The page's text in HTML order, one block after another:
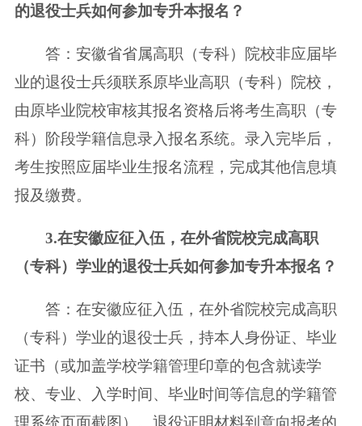
的退役士兵如何参加专升本报名？
答：安徽省省属高职（专科）院校非应届毕
业的退役士兵须联系原毕业高职（专科）院校，
由原毕业院校审核其报名资格后将考生高职（专
科）阶段学籍信息录入报名系统。录入完毕后，
考生按照应届毕业生报名流程，完成其他信息填
报及缴费。
3.在安徽应征入伍，在外省院校完成高职
（专科）学业的退役士兵如何参加专升本报名？
答：在安徽应征入伍，在外省院校完成高职
（专科）学业的退役士兵，持本人身份证、毕业
证书（或加盖学校学籍管理印章的包含就读学
校、专业、入学时间、毕业时间等信息的学籍管
理系统页面截图）、退役证明材料到意向报考的